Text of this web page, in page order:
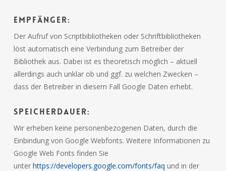
Empfänger:
Der Aufruf von Scriptbibliotheken oder Schriftbibliotheken
löst automatisch eine Verbindung zum Betreiber der
Bibliothek aus. Dabei ist es theoretisch möglich – aktuell
allerdings auch unklar ob und ggf. zu welchen Zwecken –
dass der Betreiber in diesem Fall Google Daten erhebt.
Speicherdauer:
Wir erheben keine personenbezogenen Daten, durch die
Einbindung von Google Webfonts. Weitere Informationen zu
Google Web Fonts finden Sie
unter https://developers.google.com/fonts/faq und in der